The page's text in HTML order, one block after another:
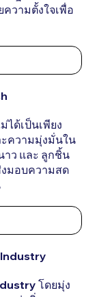
วามตั้งใจเพื่อ
ได้เป็นเพียง
ความมุ่งมั่นใน
ว และ ลูกชิ้น
งมอบความสด
Industry
โดยมุ่ง